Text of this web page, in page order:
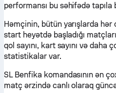
performansı bu səhifədə tapıla
Həmçinin, bütün yarışlarda hər
start heyətdə başladığı
qol sayını, kart sayını və daha
statistikalar var.
SL Benfika komandasının ən
matç ərzində canlı olaraq